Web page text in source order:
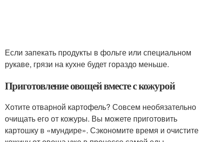
Если запекать продукты в фольге или специальном
рукаве, грязи на кухне будет гораздо меньше.
Приготовление овощей вместе с кожурой
Хотите отварной картофель? Совсем необязательно
очищать его от кожуры. Вы можете приготовить
картошку в «мундире». Сэкономите время и очистите